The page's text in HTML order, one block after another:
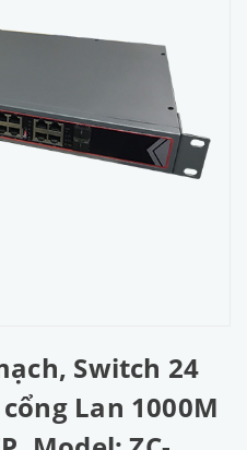
Switch 24
Lan 1000M